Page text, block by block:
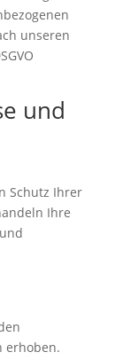
unseren
und
Schutz Ihrer
Ihre
erhoben.